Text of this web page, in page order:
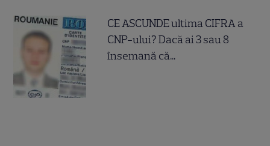
CE ASCUNDE ultima CIFRA a
CNP-ului? Dacă ai 3 sau 8
însemană că...